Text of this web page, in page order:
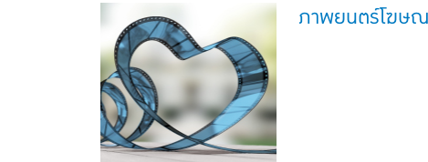
ภาพยนตร์โฆษ